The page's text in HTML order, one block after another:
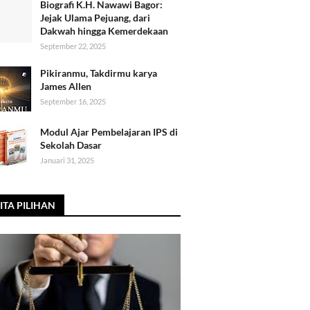
Biografi K.H. Nawawi Bagor:
Jejak Ulama Pejuang, dari
Dakwah hingga Kemerdekaan
September 22, 2025
Pikiranmu, Takdirmu karya
James Allen
September 16, 2025
Modul Ajar Pembelajaran IPS di
Sekolah Dasar
Januari 31, 2025
PILIHAN